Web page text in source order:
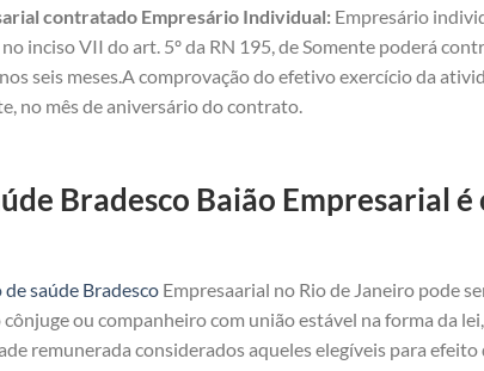
contratado Empresário Individual: Empresário
inciso VII do art. 5º da RN 195, de Somente poderá
seis meses.A comprovação do efetivo exercício da
no mês de aniversário do contrato.
Bradesco Baião Empresarial
de saúde Bradesco Empresaarial no Rio de Janeiro pode
cônjuge ou companheiro com união estável na forma da
remunerada considerados aqueles elegíveis para